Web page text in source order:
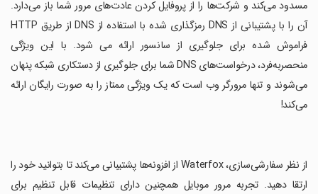
مسدود می‌کند و شرکت‌ها را از پروفایل کردن عادت‌های مرور شما باز می‌دارد.
آن را با پشتیبانی از DNS رمزگذاری شده با استفاده از DNS از طریق HTTP
فراموش شده برای جلوگیری از سانسور ارائه می شود. با این ویژگی
منحصربه‌فرد، درخواست‌های DNS شما برای جلوگیری از دستکاری شبکه پنهان
می‌شوند و تنها مرورگر وب است که یک ویژگی ممتاز را به صورت رایگان ارائه
می‌کند!
‏از نظر سفارشی‌سازی، Waterfox از افزونه‌ها پشتیبانی می‌کند تا بتوانید خود را
ارتقا دهید. تجربه مرور موبایل همچنین دارای تنظیمات قابل تنظیم برای